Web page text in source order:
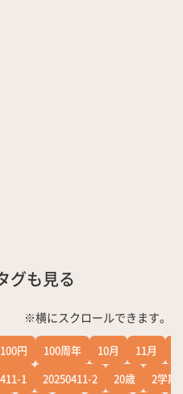
グも見る
※横にスクロールできます。
100円 100周年 10月 11月
1 20250411-2 20歳
2学期